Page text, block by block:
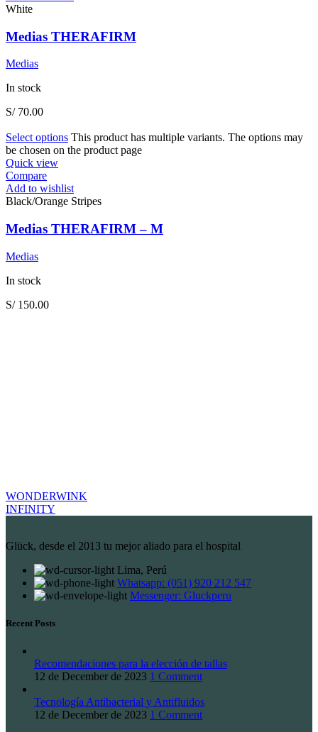
White
Medias THERAFIRM
Medias
In stock
S/70.00
Select options This product has multiple variants. The options may
be chosen on the product page
Quick view
Compare
Add to wishlist
Black/Orange Stripes
Medias THERAFIRM – M
Medias
In stock
S/150.00
WONDERWINK
INFINITY
Glück, desde el 2013 tu mejor aliado para el hospital
Lima, Perú
Whatsapp: (051) 920 212 547
Messenger: Gluckperu
Recent Posts
Recomendaciones para la elección de tallas
12 de December de 2023 1 Comment
Tecnología Antibacterial y Antifluidos
12 de December de 2023 1 Comment